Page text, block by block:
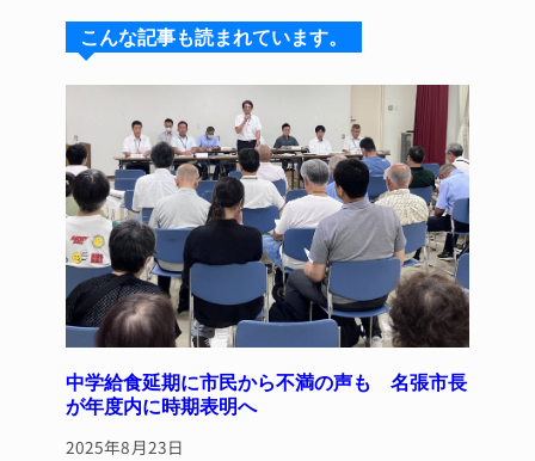
s
k
y
a
d
s
e
b
o
o
k
re
st
こんな記事も読まれています。
中学給食延期に市民から不満の声も 名張市長
が年度内に時期表明へ
2025年8月23日